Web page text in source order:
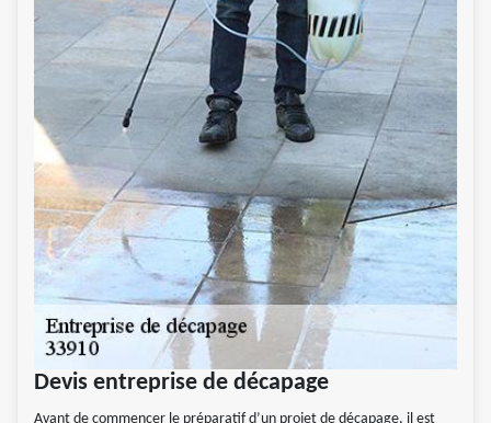
Devis entreprise de décapage
Avant de commencer le préparatif d’un projet de décapage, il est